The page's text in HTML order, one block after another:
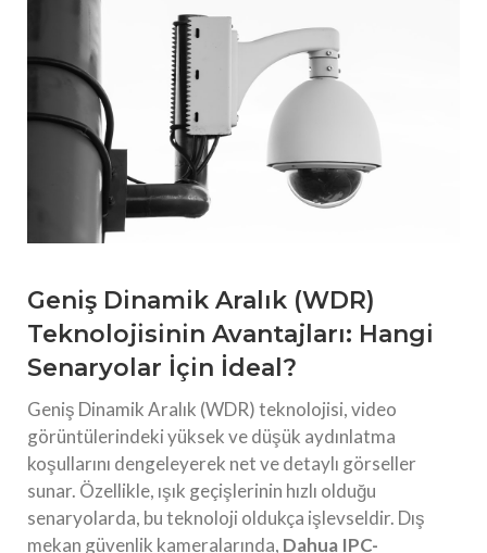
Geniş Dinamik Aralık (WDR)
Teknolojisinin Avantajları: Hangi
Senaryolar İçin İdeal?
Geniş Dinamik Aralık (WDR) teknolojisi, video
görüntülerindeki yüksek ve düşük aydınlatma
koşullarını dengeleyerek net ve detaylı görseller
sunar. Özellikle, ışık geçişlerinin hızlı olduğu
senaryolarda, bu teknoloji oldukça işlevseldir. Dış
mekan güvenlik kameralarında, Dahua IPC-